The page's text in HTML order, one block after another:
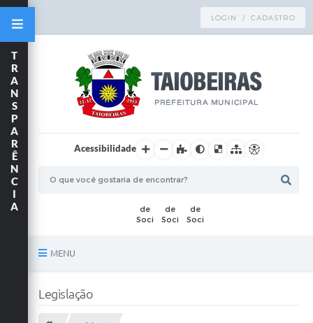
LOGIN / CADASTRO
Acessibilidade
MENU
T
R
A
N
S
P
A
R
Ê
N
C
I
A
Legislação